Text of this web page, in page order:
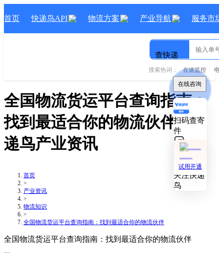
在线咨询
扫码查寄
件
技术对接
关注快递
鸟
试用开通
首页 快递鸟API 物流方案 产业导航 服务市
查快递
搜索热词： 在途监控
全国物流货运平台查询指南：
找到最适合你的物流伙伴- 快
递鸟产业资讯
首页
>
产业资讯
>
物流知识
>
全国物流货运平台查询指南：找到最适合你的物流伙伴
全国物流货运平台查询指南：找到最适合你的物流伙伴
在线咨询
扫码查寄
件
技术对接
关注快递
鸟
试用开通